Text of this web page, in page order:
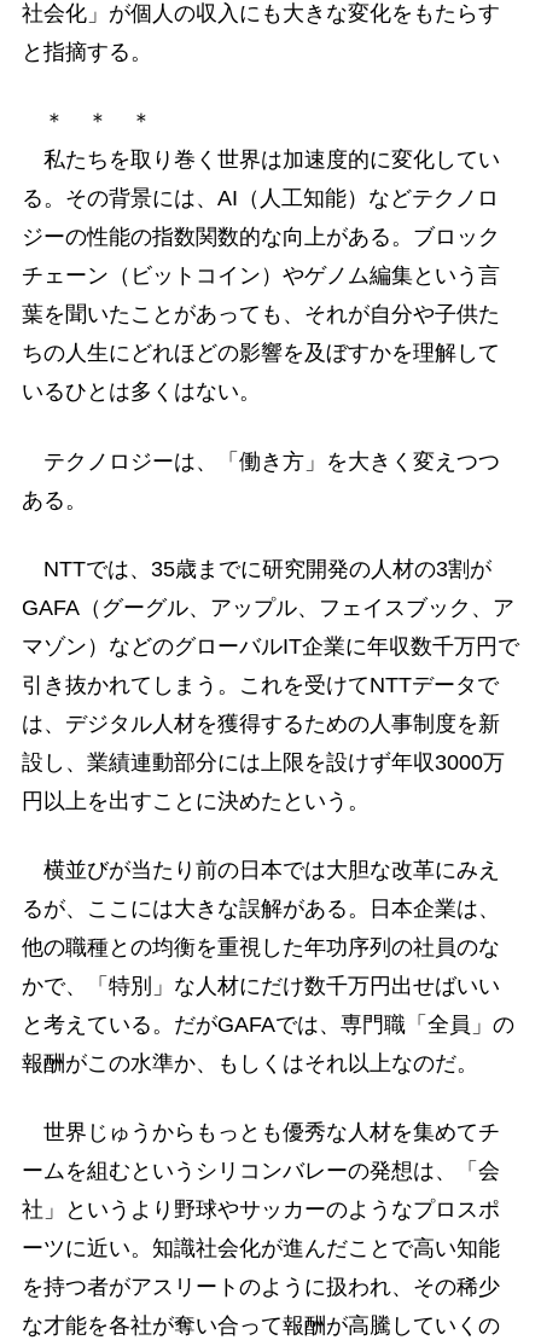
社会化」が個人の収入にも大きな変化をもたらす
と指摘する。
＊ ＊ ＊
私たちを取り巻く世界は加速度的に変化してい
る。その背景には、AI（人工知能）などテクノロ
ジーの性能の指数関数的な向上がある。ブロック
チェーン（ビットコイン）やゲノム編集という言
葉を聞いたことがあっても、それが自分や子供た
ちの人生にどれほどの影響を及ぼすかを理解して
いるひとは多くはない。
テクノロジーは、「働き方」を大きく変えつつ
ある。
NTTでは、35歳までに研究開発の人材の3割が
GAFA（グーグル、アップル、フェイスブック、ア
マゾン）などのグローバルIT企業に年収数千万円で
引き抜かれてしまう。これを受けてNTTデータで
は、デジタル人材を獲得するための人事制度を新
設し、業績連動部分には上限を設けず年収3000万
円以上を出すことに決めたという。
横並びが当たり前の日本では大胆な改革にみえ
るが、ここには大きな誤解がある。日本企業は、
他の職種との均衡を重視した年功序列の社員のな
かで、「特別」な人材にだけ数千万円出せばいい
と考えている。だがGAFAでは、専門職「全員」の
報酬がこの水準か、もしくはそれ以上なのだ。
世界じゅうからもっとも優秀な人材を集めてチ
ームを組むというシリコンバレーの発想は、「会
社」というより野球やサッカーのようなプロスポ
ーツに近い。知識社会化が進んだことで高い知能
を持つ者がアスリートのように扱われ、その稀少
な才能を各社が奪い合って報酬が高騰していくの